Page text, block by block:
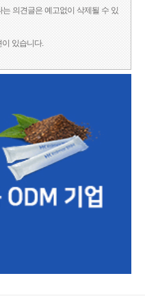
의견글은 예고없이 삭제될 수 있
있습니다.